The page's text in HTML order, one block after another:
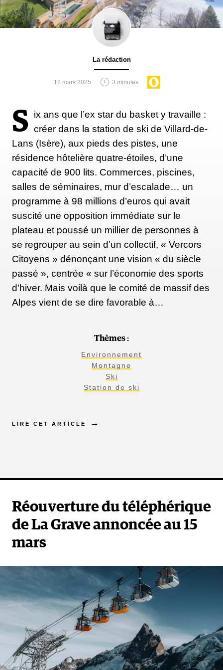
La rédaction
12 mars 2025 3 minutes
S ix ans que l’ex star du basket y travaille :
créer dans la station de ski de Villard-de-
Lans (Isère), aux pieds des pistes, une
résidence hôtelière quatre-étoiles, d’une
capacité de 900 lits. Commerces, piscines,
salles de séminaires, mur d’escalade… un
programme à 98 millions d’euros qui avait
suscité une opposition immédiate sur le
plateau et poussé un millier de personnes à
se regrouper au sein d’un collectif, « Vercors
Citoyens » dénonçant une vision « du siècle
passé », centrée « sur l’économie des sports
d’hiver. Mais voilà que le comité de massif des
Alpes vient de se dire favorable à…
Thèmes :
Environnement
Montagne
Ski
Station de ski
LIRE CET ARTICLE
Réouverture du téléphérique
de La Grave annoncée au 15
mars